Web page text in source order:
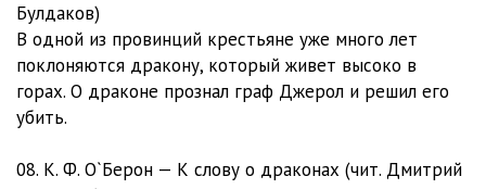
Булдаков)
В одной из провинций крестьяне уже много лет
поклоняются дракону, который живет высоко в
горах. О драконе прознал граф Джерол и решил его
убить.
08. К. Ф. О`Берон — К слову о драконах (чит. Дмитрий